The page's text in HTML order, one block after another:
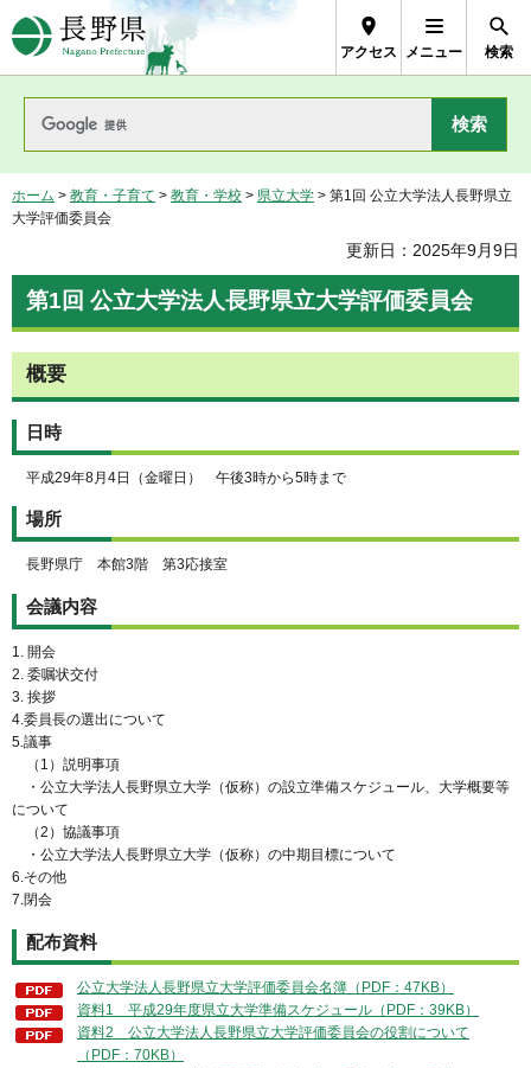
長野県Nagano Prefecture
アクセス メニュー 検索
ホーム > 教育・子育て > 教育・学校 > 県立大学 > 第1回 公立大学法人長野県立
大学評価委員会
更新日：2025年9月9日
第1回 公立大学法人長野県立大学評価委員会
概要
日時
平成29年8月4日（金曜日） 午後3時から5時まで
場所
長野県庁 本館3階 第3応接室
会議内容
1. 開会
2. 委嘱状交付
3. 挨拶
4.委員長の選出について
5.議事
（1）説明事項
・公立大学法人長野県立大学（仮称）の設立準備スケジュール、大学概要等
について
（2）協議事項
・公立大学法人長野県立大学（仮称）の中期目標について
6.その他
7.閉会
配布資料
公立大学法人長野県立大学評価委員会名簿（PDF：47KB）
資料1 平成29年度県立大学準備スケジュール（PDF：39KB）
資料2 公立大学法人長野県立大学評価委員会の役割について
（PDF：70KB）